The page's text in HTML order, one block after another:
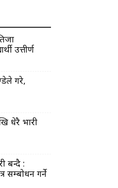
उत्तीर्ण
गरे,
धेरै भारी
बन्दै :
सम्बोधन गर्ने